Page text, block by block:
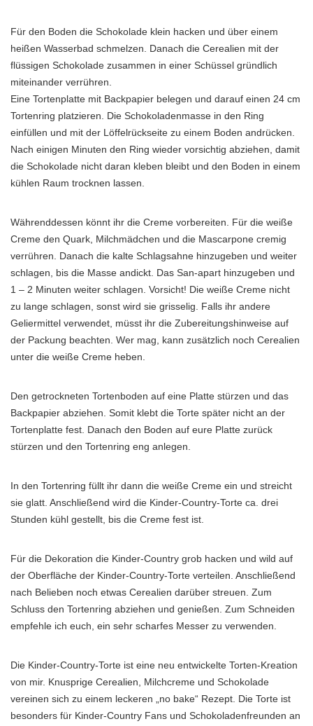
Für den Boden die Schokolade klein hacken und über einem
heißen Wasserbad schmelzen. Danach die Cerealien mit der
flüssigen Schokolade zusammen in einer Schüssel gründlich
miteinander verrühren.
Eine Tortenplatte mit Backpapier belegen und darauf einen 24 cm
Tortenring platzieren. Die Schokoladenmasse in den Ring
einfüllen und mit der Löffelrückseite zu einem Boden andrücken.
Nach einigen Minuten den Ring wieder vorsichtig abziehen, damit
die Schokolade nicht daran kleben bleibt und den Boden in einem
kühlen Raum trocknen lassen.
Währenddessen könnt ihr die Creme vorbereiten. Für die weiße
Creme den Quark, Milchmädchen und die Mascarpone cremig
verrühren. Danach die kalte Schlagsahne hinzugeben und weiter
schlagen, bis die Masse andickt. Das San-apart hinzugeben und
1 – 2 Minuten weiter schlagen. Vorsicht! Die weiße Creme nicht
zu lange schlagen, sonst wird sie grisselig. Falls ihr andere
Geliermittel verwendet, müsst ihr die Zubereitungshinweise auf
der Packung beachten. Wer mag, kann zusätzlich noch Cerealien
unter die weiße Creme heben.
Den getrockneten Tortenboden auf eine Platte stürzen und das
Backpapier abziehen. Somit klebt die Torte später nicht an der
Tortenplatte fest. Danach den Boden auf eure Platte zurück
stürzen und den Tortenring eng anlegen.
In den Tortenring füllt ihr dann die weiße Creme ein und streicht
sie glatt. Anschließend wird die Kinder-Country-Torte ca. drei
Stunden kühl gestellt, bis die Creme fest ist.
Für die Dekoration die Kinder-Country grob hacken und wild auf
der Oberfläche der Kinder-Country-Torte verteilen. Anschließend
nach Belieben noch etwas Cerealien darüber streuen. Zum
Schluss den Tortenring abziehen und genießen. Zum Schneiden
empfehle ich euch, ein sehr scharfes Messer zu verwenden.
Die Kinder-Country-Torte ist eine neu entwickelte Torten-Kreation
von mir. Knusprige Cerealien, Milchcreme und Schokolade
vereinen sich zu einem leckeren „no bake“ Rezept. Die Torte ist
besonders für Kinder-Country Fans und Schokoladenfreunden an